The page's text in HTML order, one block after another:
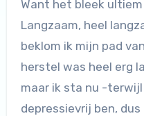
Want het bleek
Langzaam, heel
beklom ik mijn pad
herstel was heel erg
maar ik sta nu -
depressievrij ben,